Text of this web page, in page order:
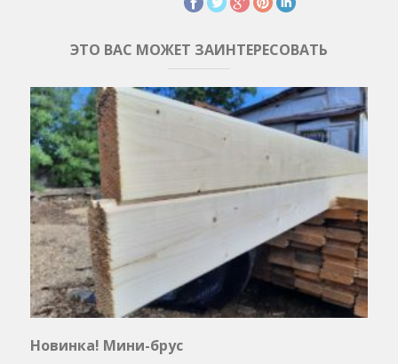
ЭТО ВАС МОЖЕТ ЗАИНТЕРЕСОВАТЬ
Новинка! Мини-брус